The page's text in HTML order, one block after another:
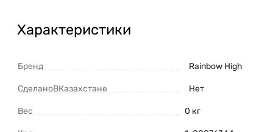
Характеристики
Бренд Rainbow High
СделаноВКазахстане Нет
Вес 0 кг